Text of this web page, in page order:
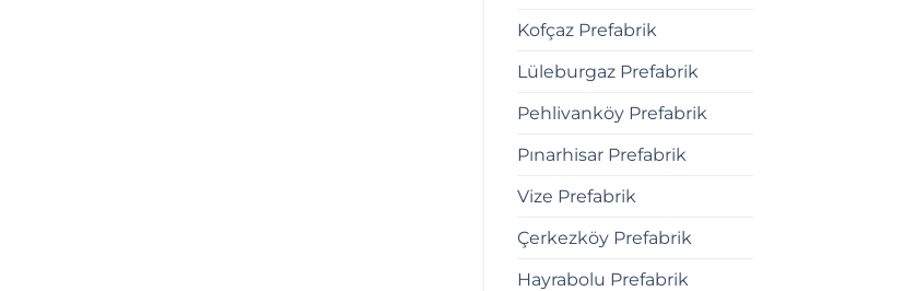
Kofçaz Prefabrik
Lüleburgaz Prefabrik
Pehlivanköy Prefabrik
Pınarhisar Prefabrik
Vize Prefabrik
Çerkezköy Prefabrik
Hayrabolu Prefabrik